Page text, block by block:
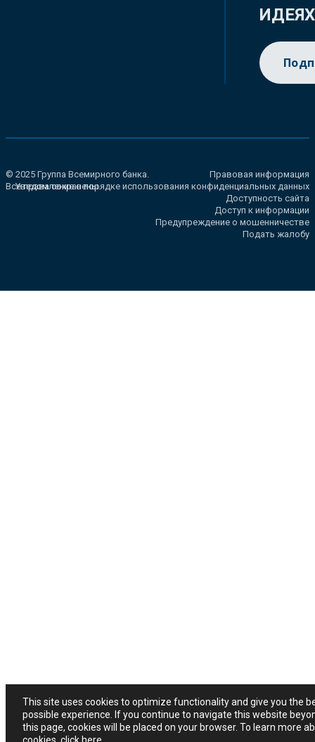
ИДЕЯХ
© 2025 Группа Всемирного банка.
Все права сохранены.
Правовая информация
Уведомление о порядке использования конфиденциальных данных
Доступность сайта
Доступ к информации
Предупреждение о мошенничестве
Подать жалобу
This site uses cookies to optimize functionality and give you the
possible experience. If you continue to navigate this website
this page, cookies will be placed on your browser. To learn more